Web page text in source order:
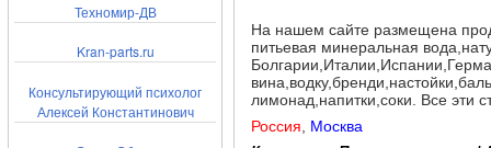
Техномир-ДВ
Kran-parts.ru
Консультирующий психолог
Алексей Константинович
На нашем сайте размещена
питьевая минеральная
лимонад,напитки,соки. Все эти
Россия
Москва